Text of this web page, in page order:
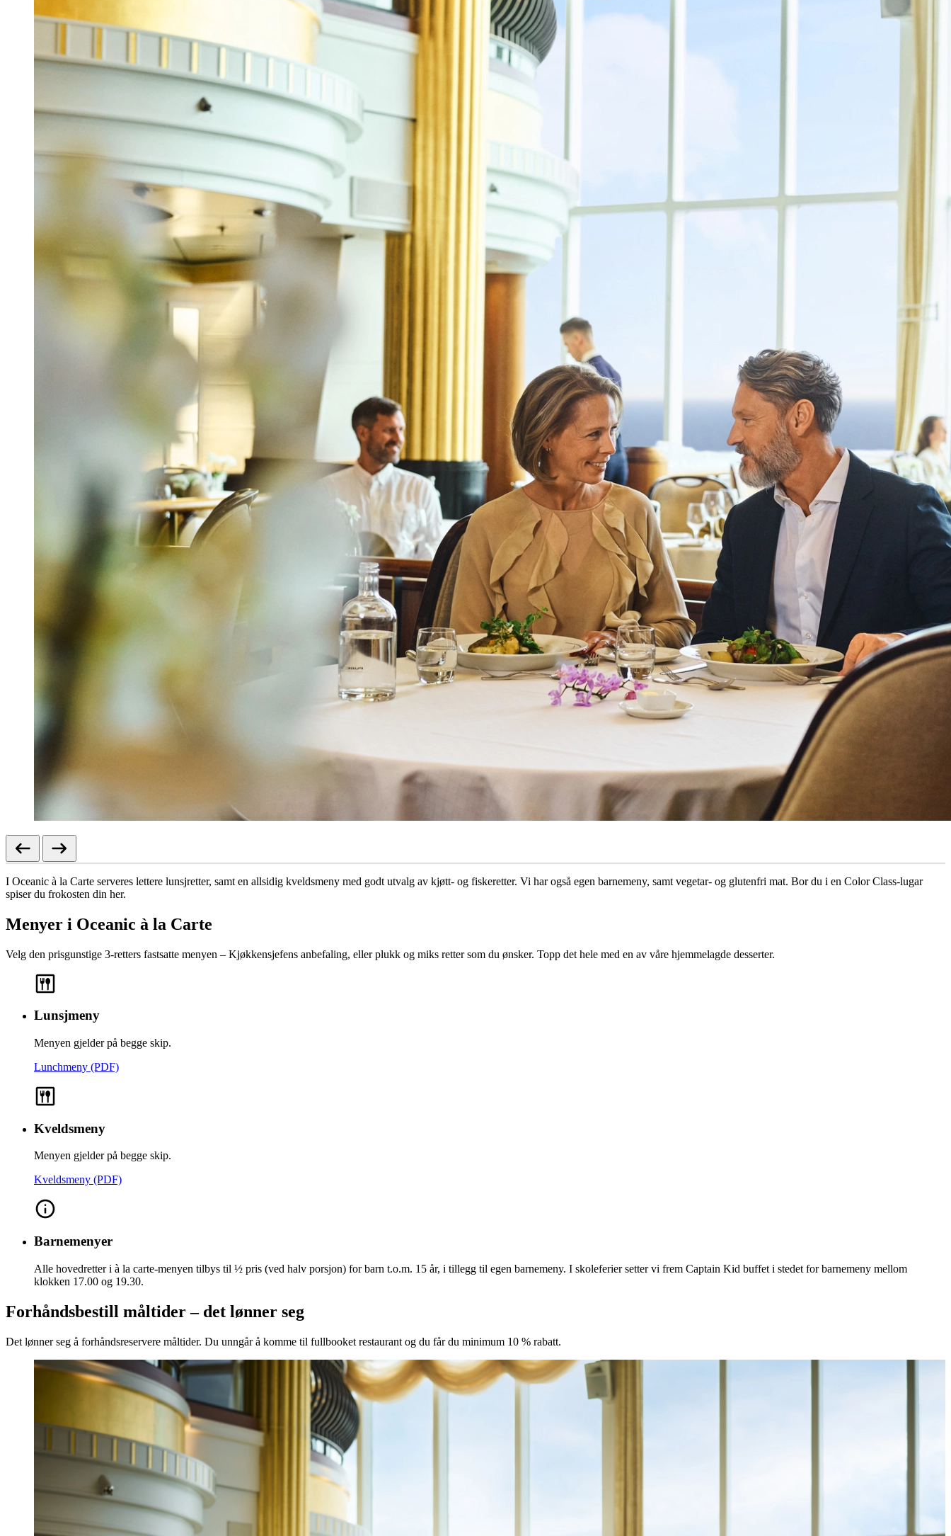
I Oceanic à la Carte serveres lettere lunsjretter, samt en allsidig kveldsmeny med godt utvalg av kjøtt- og fiskeretter. Vi har også egen barnemeny, samt vegetar- og glutenfri mat. Bor du i en Color Class-lugar
spiser du frokosten din her.
Menyer i Oceanic à la Carte
Velg den prisgunstige 3-retters fastsatte menyen – Kjøkkensjefens anbefaling, eller plukk og miks retter som du ønsker. Topp det hele med en av våre hjemmelagde desserter.
Lunsjmeny
Menyen gjelder på begge skip.
Lunchmeny (PDF)
Kveldsmeny
Menyen gjelder på begge skip.
Kveldsmeny (PDF)
Barnemenyer
Alle hovedretter i à la carte-menyen tilbys til ½ pris (ved halv porsjon) for barn t.o.m. 15 år, i tillegg til egen barnemeny. I skoleferier setter vi frem Captain Kid buffet i stedet for barnemeny mellom
klokken 17.00 og 19.30.
Forhåndsbestill måltider – det lønner seg
Det lønner seg å forhåndsreservere måltider. Du unngår å komme til fullbooket restaurant og du får du minimum 10 % rabatt.